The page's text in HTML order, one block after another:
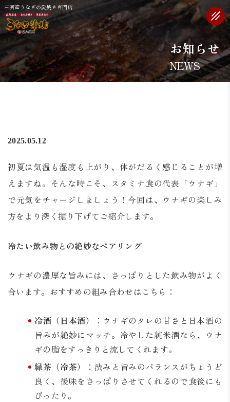
お知らせ
三河産うなぎの炭焼き専門店
2025.05.12
初夏は気温も湿度も上がり、体がだるく感じることが増
えますね。そんな時こそ、スタミナ食の代表「ウナギ」
で元気をチャージしましょう！今回は、ウナギの楽しみ
方をより深く掘り下げてご紹介します。
冷たい飲み物との絶妙なペアリング
ウナギの濃厚な旨みには、さっぱりとした飲み物がよく
合います。おすすめの組み合わせはこちら：
冷酒（日本酒）
：ウナギのタレの甘さと日本酒の
旨みが絶妙にマッチ。冷やした純米酒なら、ウナ
ギの脂をすっきりと流してくれます。
緑茶（冷茶）
：渋みと旨みのバランスがちょうど
良く、後味をさっぱりさせてくれるので食後にも
ぴったり。